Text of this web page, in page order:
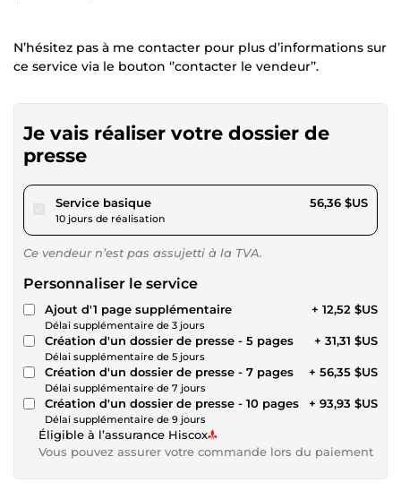
N’hésitez pas à me contacter pour plus d’informations sur
ce service via le bouton ‘’contacter le vendeur’’.
Je vais réaliser votre dossier de
presse
Service basiquepour 51,94 $US
10 jours de réalisation
56,36 $US
Ce vendeur n’est pas assujetti à la TVA.
Personnaliser le service
Ajout d'1 page supplémentaire
Délai supplémentaire de 3 jours
+ 12,52 $US
Création d'un dossier de presse - 5 pages
Délai supplémentaire de 5 jours
+ 31,31 $US
Création d'un dossier de presse - 7 pages
Délai supplémentaire de 7 jours
+ 56,35 $US
Création d'un dossier de presse - 10 pages
Délai supplémentaire de 9 jours
+ 93,93 $US
Éligible à l’assurance Hiscox
Vous pouvez assurer votre commande lors du paiement